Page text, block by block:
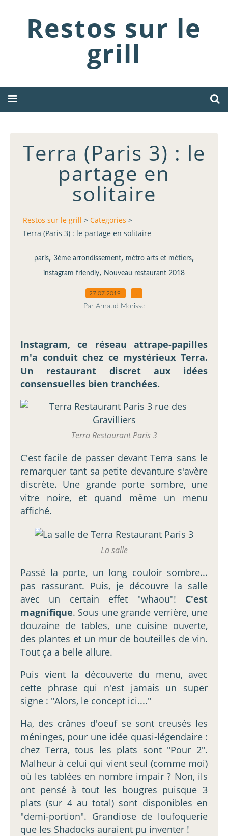
Restos sur le
grill
Terra (Paris 3) : le
partage en
solitaire
Restos sur le grill > Categories >
Terra (Paris 3) : le partage en solitaire
paris, 3ème arrondissement, métro arts et métiers,
instagram friendly, Nouveau restaurant 2018
27.07.2019
Par Arnaud Morisse
Instagram, ce réseau attrape-papilles
m'a conduit chez ce mystérieux Terra.
Un restaurant discret aux idées
consensuelles bien tranchées.
Terra Restaurant Paris 3
C'est facile de passer devant Terra sans le
remarquer tant sa petite devanture s'avère
discrète. Une grande porte sombre, une
vitre noire, et quand même un menu
affiché.
La salle
Passé la porte, un long couloir sombre...
pas rassurant. Puis, je découvre la salle
avec un certain effet "whaou"! C'est
magnifique. Sous une grande verrière, une
douzaine de tables, une cuisine ouverte,
des plantes et un mur de bouteilles de vin.
Tout ça a belle allure.
Puis vient la découverte du menu, avec
cette phrase qui n'est jamais un super
signe : "Alors, le concept ici...."
Ha, des crânes d'oeuf se sont creusés les
méninges, pour une idée quasi-légendaire :
chez Terra, tous les plats sont "Pour 2".
Malheur à celui qui vient seul (comme moi)
où les tablées en nombre impair ? Non, ils
ont pensé à tout les bougres puisque 3
plats (sur 4 au total) sont disponibles en
"demi-portion". Grandiose de loufoquerie
que les Shadocks auraient pu inventer !